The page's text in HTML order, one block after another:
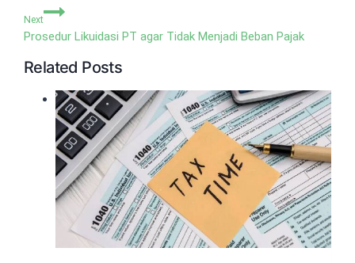
Next
Prosedur Likuidasi PT agar Tidak Menjadi Beban Pajak
Related Posts